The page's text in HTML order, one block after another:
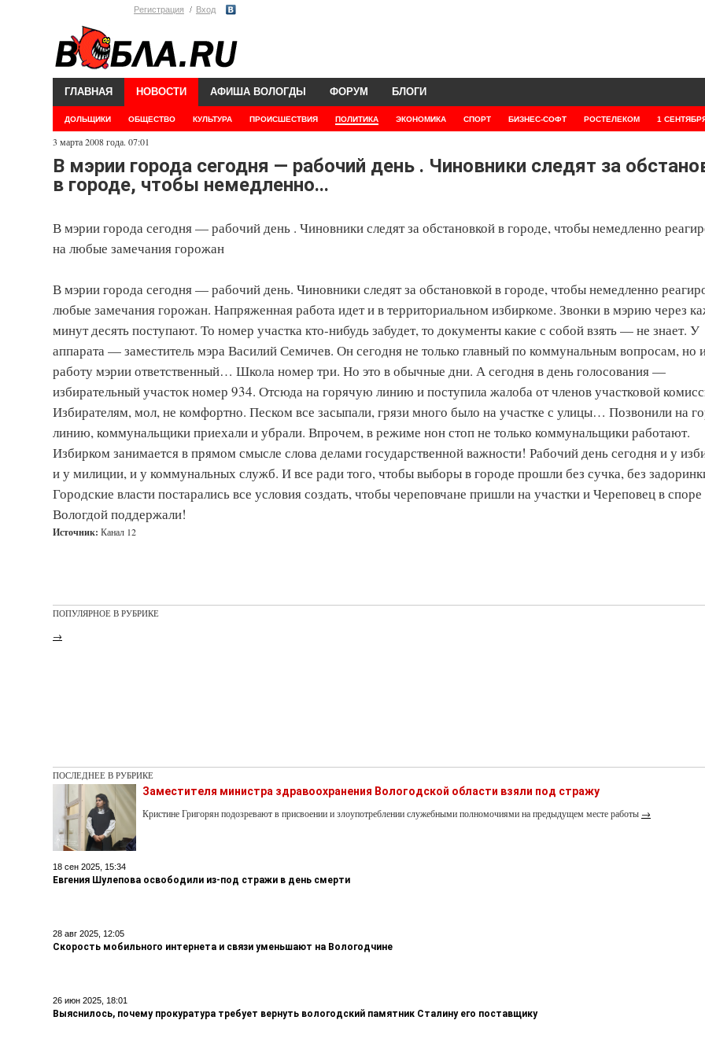
Регистрация Вход
ГЛАВНАЯ НОВОСТИ
ДОЛЬЩИКИ ОБЩЕСТВО КУЛЬТУРА ПРОИСШЕСТВИЯ ПОЛИТИКА ЭКОНОМИКА СПОРТ БИЗНЕС-СОФТ РОСТЕЛЕКОМ 1
АФИША ВОЛОГДЫ ФОРУМ БЛОГИ
3 марта 2008 года. 07:01
В мэрии города сегодня — рабочий день . Чиновники следят за
в городе, чтобы немедленно...
В мэрии города сегодня — рабочий день . Чиновники следят за обстановкой в городе, чтобы немедленно
на любые замечания горожан
В мэрии города сегодня — рабочий день. Чиновники следят за обстановкой в городе, чтобы немедленно
любые замечания горожан. Напряженная работа идет и в территориальном избиркоме. Звонки в мэрию через
минут десять поступают. То номер участка кто-нибудь забудет, то документы какие с собой взять — не знает. У
аппарата — заместитель мэра Василий Семичев. Он сегодня не только главный по коммунальным вопросам, но
работу мэрии ответственный… Школа номер три. Но это в обычные дни. А сегодня в день голосования —
избирательный участок номер 934. Отсюда на горячую линию и поступила жалоба от членов участковой
Избирателям, мол, не комфортно. Песком все засыпали, грязи много было на участке с улицы… Позвонили на
линию, коммунальщики приехали и убрали. Впрочем, в режиме нон стоп не только коммунальщики работают.
Избирком занимается в прямом смысле слова делами государственной важности! Рабочий день сегодня и у
и у милиции, и у коммунальных служб. И все ради того, чтобы выборы в городе прошли без сучка, без
Городские власти постарались все условия создать, чтобы череповчане пришли на участки и Череповец в споре
Вологдой поддержали!
Источник: Канал 12
ПОПУЛЯРНОЕ В РУБРИКЕ
→
ПОСЛЕДНЕЕ В РУБРИКЕ
Заместителя министра здравоохранения Вологодской области взяли под стражу
Кристине Григорян подозревают в присвоении и злоупотреблении служебными полномочиями на предыдущем месте работы →
18 сен 2025, 15:34
Евгения Шулепова освободили из-под стражи в день смерти
28 авг 2025, 12:05
Скорость мобильного интернета и связи уменьшают на Вологодчине
26 июн 2025, 18:01
Выяснилось, почему прокуратура требует вернуть вологодский памятник Сталину его поставщику